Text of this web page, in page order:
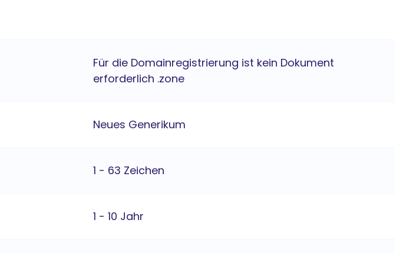
Für die Domainregistrierung ist kein Dokument
erforderlich .zone
Neues Generikum
1 - 63 Zeichen
1 - 10 Jahr